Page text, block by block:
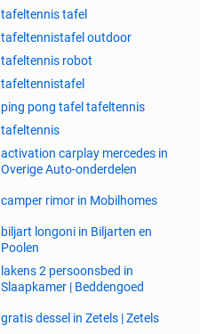
tafeltennis tafel
tafeltennistafel outdoor
tafeltennis robot
tafeltennistafel
ping pong tafel tafeltennis
tafeltennis
activation carplay mercedes in
Overige Auto-onderdelen
camper rimor in Mobilhomes
biljart longoni in Biljarten en
Poolen
lakens 2 persoonsbed in
Slaapkamer | Beddengoed
gratis dessel in Zetels | Zetels